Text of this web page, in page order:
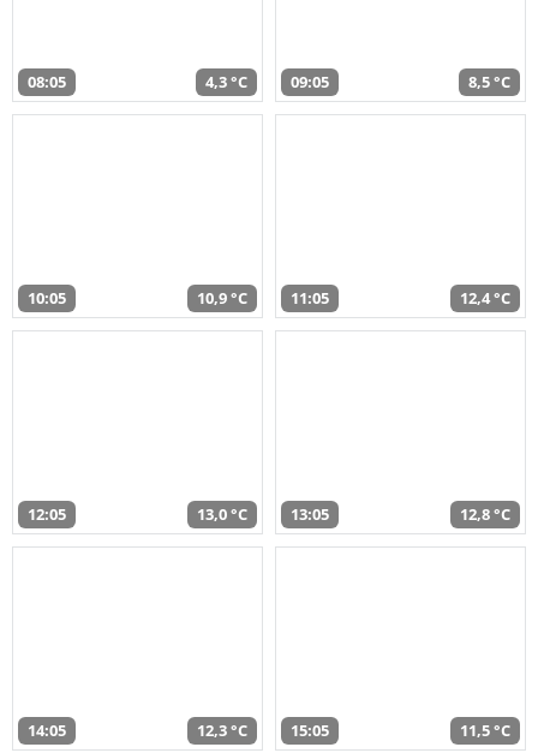
08:05 4,3 °C 09:05 8,5 °C
10:05 10,9 °C 11:05 12,4 °C
12:05 13,0 °C 13:05 12,8 °C
14:05 12,3 °C 15:05 11,5 °C